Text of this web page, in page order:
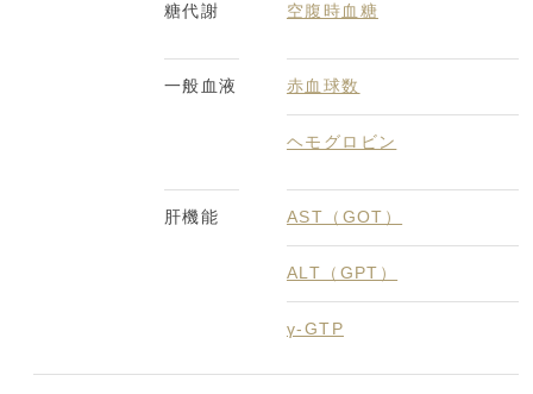
糖代謝 空腹時血糖
一般血液 赤血球数
ヘモグロビン
肝機能 AST（GOT）
ALT（GPT）
γ-GTP